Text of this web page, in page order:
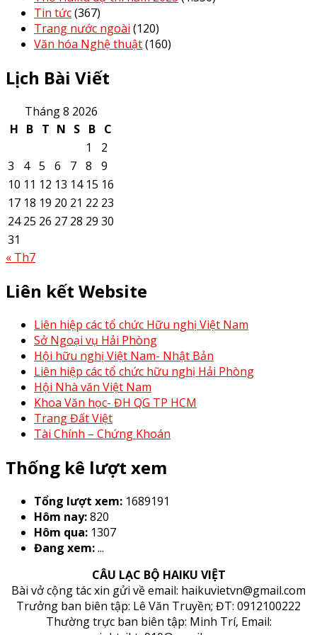
Tin tức(367)
Trang nước ngoài (120)
Văn hóa Nghệ thuật(160)
Lịch Bài Viết
Tháng 8 2026
H B T N S B C
1
2
3
4 5 6 7 8
9
10 11 12 13 14 15 16
17 18 19 20 21 22 23
24 25 26 27 28 29 30
31
« Th7
Liên kết Website
Liên hiệp các tổ chức Hữu nghị Việt Nam
Sở Ngoại vụ Hải Phòng
Hội hữu nghị Việt Nam- Nhật Bản
Liên hiệp các tổ chức hữu nghị Hải Phòng
Hội Nhà văn Việt Nam
Khoa Văn học- ĐH QG TP HCM
Trang Đất Việt
Tài Chính – Chứng Khoán
Thống kê lượt xem
Tổng lượt xem: 1689191
Hôm nay:820
Hôm qua: 1307
Đang xem:...
CÂU LẠC BỘ HAIKU VIỆT
Bài vở cộng tác xin gửi về email: haikuvietvn@gmail.com
Trưởng ban biên tập: Lê Văn Truyền; ĐT: 0912100222
Thường trực ban biên tập: Minh Trí, Email: